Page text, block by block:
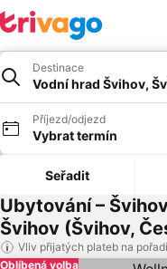
Destinace
Vodní hrad Švihov,
Příjezd/odjezd
Vybrat termín
Seřadit
Ubytování –
Švihov (Švihov,
Vliv přijatých plateb na
Oblíbená volba